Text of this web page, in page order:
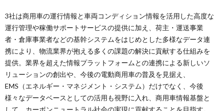
3社は商用車の運行情報と車両コンディション情報を活用した高度な
運行管理や稼働サポートサービスの提供に加え、荷主・運送事業
者・倉庫事業者などの基幹システムをはじめとした多様なデータ連
携により、物流業界が抱える多くの課題の解決に貢献する仕組みを
提供。業界を超えた情報プラットフォームとの連携による新しいソ
リューションの創出や、今後の電動商用車の普及を見据え、
EMS（エネルギー・マネジメント・システム）だけでなく、今後
様々なデータベースとしての活用も視野に入れ、商用車情報基盤と
して、カーボンニュートラル社会の実現に貢献することを目指す。